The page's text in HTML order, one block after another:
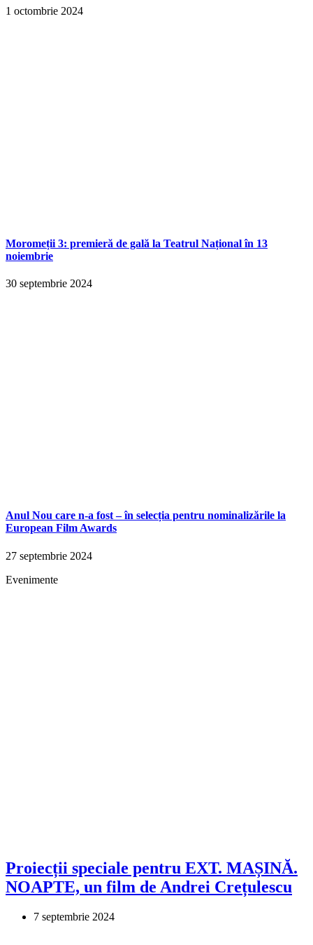
1 octombrie 2024
Moromeții 3: premieră de gală la Teatrul Național în 13
noiembrie
30 septembrie 2024
Anul Nou care n-a fost – în selecția pentru nominalizările la
European Film Awards
27 septembrie 2024
Evenimente
Proiecții speciale pentru EXT. MAȘINĂ.
NOAPTE, un film de Andrei Crețulescu
7 septembrie 2024